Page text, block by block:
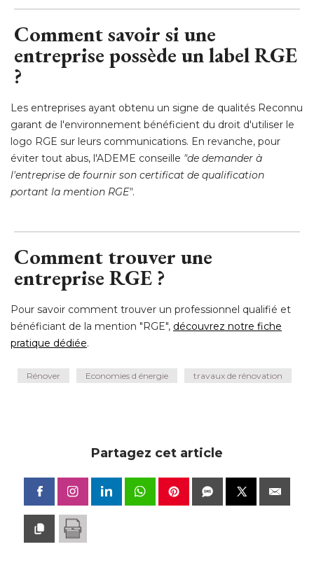
Comment savoir si une
entreprise possède un label RGE
?
Les entreprises ayant obtenu un signe de qualités Reconnu
garant de l'environnement bénéficient du droit d'utiliser le
logo RGE sur leurs communications. En revanche, pour
éviter tout abus, l'ADEME conseille "de demander à
l'entreprise de fournir son certificat de qualification
portant la mention RGE".
Comment trouver une
entreprise RGE ?
Pour savoir comment trouver un professionnel qualifié et
bénéficiant de la mention "RGE", découvrez notre fiche
pratique dédiée.
Rénover Economies d énergie travaux de rénovation
Partagez cet article